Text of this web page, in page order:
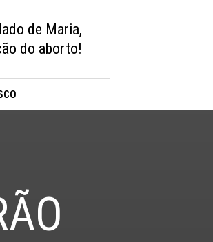
de Maria,
do aborto!